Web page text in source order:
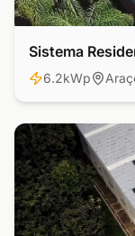
Residencial
Sistema
6.2kWp